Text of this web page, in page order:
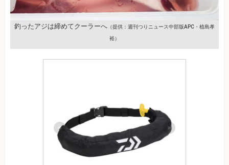
釣ったアジは締めてクーラーへ （提供：週刊つりニュース中部版APC・植島孝
裕）